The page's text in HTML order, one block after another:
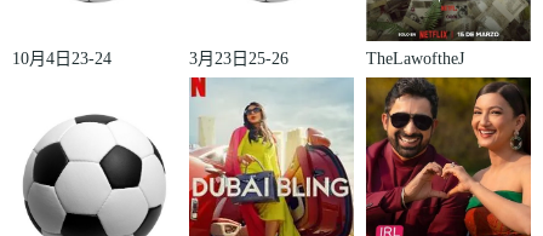
10月4日23-24
赛第2轮那不
勒斯VS皇家
马德里
3月23日25-26
赛季法甲第27
轮雷恩VS梅
斯
TheLawoftheJ
ungle